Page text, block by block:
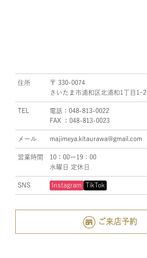
住所
〒 330-0074
さいたま市浦和区北浦和1丁目1ｰ2
TEL
電話：048-813-0022
FAX ：048-813-0023
メール majimeya.kitaurawa@gmail.com
営業時間
10：00ー19：00
水曜日 定休日
SNS Instagram TikTok
ご来店予約